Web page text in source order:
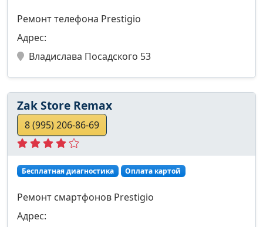
Ремонт телефона Prestigio
Адрес:
Владислава Посадского 53
Zak Store Remax
8 (995) 206-86-69
Бесплатная диагностика Оплата картой
Ремонт смартфонов Prestigio
Адрес: